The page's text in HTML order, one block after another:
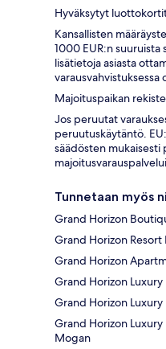
Hyväksytyt
Kansallisten
1000 EUR:n suuruista
lisätietoja asiasta
Majoituspaikan
Jos peruutat
peruutuskäytäntö.
säädösten mukaisesti
Tunnetaan myös
Grand Horizon
Grand Horizon
Grand Horizon
Grand Horizon
Grand Horizon
Grand Horizon
Mogan